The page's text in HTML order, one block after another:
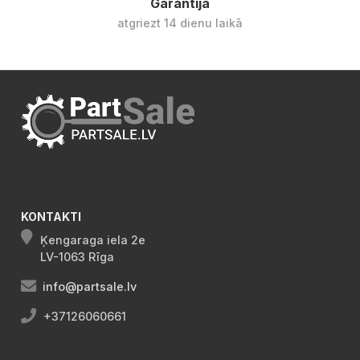
atgriezt 14 dienu laikā
KONTAKTI
Ķengaraga iela 2e
LV-1063 Rīga
info@partsale.lv
+37126060661